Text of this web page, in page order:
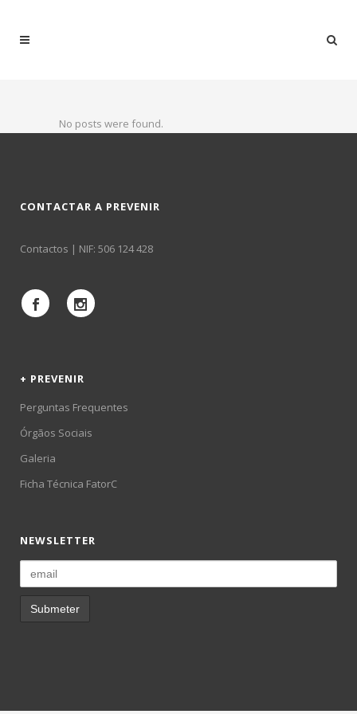
No posts were found.
CONTACTAR A PREVENIR
Contactos | NIF: 506 124 428
+ PREVENIR
Perguntas Frequentes
Órgãos Sociais
Galeria
Ficha Técnica FatorC
NEWSLETTER